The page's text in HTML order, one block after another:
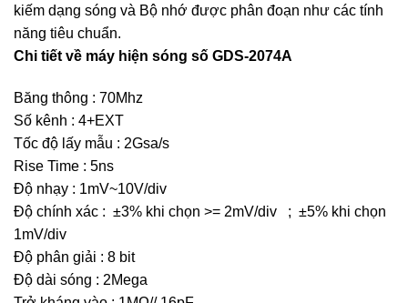
kiếm dạng sóng và Bộ nhớ được phân đoạn như các tính
năng tiêu chuẩn.
Chi tiết về máy hiện sóng số GDS-2074A
Băng thông : 70Mhz
Số kênh : 4+EXT
Tốc độ lấy mẫu : 2Gsa/s
Rise Time : 5ns
Độ nhạy : 1mV~10V/div
Độ chính xác : ±3% khi chọn >= 2mV/div ; ±5% khi chọn
1mV/div
Độ phân giải : 8 bit
Độ dài sóng : 2Mega